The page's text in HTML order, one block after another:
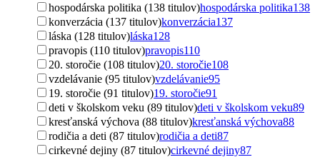
hospodárska politika (138 titulov)hospodárska politika138
konverzácia (137 titulov)konverzácia137
láska (128 titulov)láska128
pravopis (110 titulov)pravopis110
20. storočie (108 titulov)20. storočie108
vzdelávanie (95 titulov)vzdelávanie95
19. storočie (91 titulov)19. storočie91
deti v školskom veku (89 titulov)deti v školskom veku89
kresťanská výchova (88 titulov)kresťanská výchova88
rodičia a deti (87 titulov)rodičia a deti87
cirkevné dejiny (87 titulov)cirkevné dejiny87